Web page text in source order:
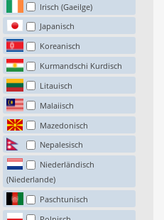
Irisch (Gaeilge)
Japanisch
Koreanisch
Kurmandschi Kurdisch
Litauisch
Malaiisch
Mazedonisch
Nepalesisch
Niederländisch
(Niederlande)
Paschtunisch